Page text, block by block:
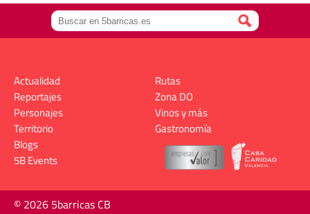
Actualidad
Reportajes
Personajes
Territorio
Rutas
Zona DO
Vinos y más
Gastronomía
Blogs
5B Events
© 2026 5barricas CB